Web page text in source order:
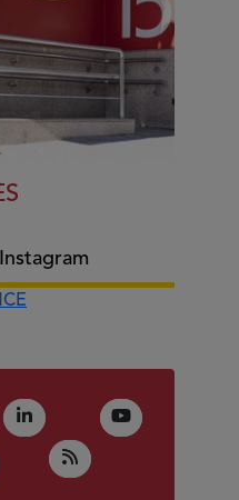
Instagram
nueva ventana)
LinkedIn
(Abre en nueva ventana)
Youtube
(Abre en
ventana)
en nueva ventana)
RSS
(Abre en nueva